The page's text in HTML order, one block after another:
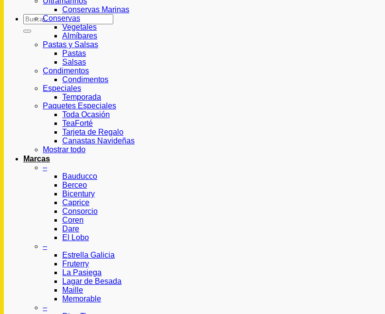
Buscar
por:
Conservas Marinas
Conservas
Vegetales
Almíbares
Pastas y Salsas
Pastas
Salsas
Condimentos
Condimentos
Especiales
Temporada
Paquetes Especiales
Toda Ocasión
TeaForté
Tarjeta de Regalo
Canastas Navideñas
Mostrar todo
Marcas
–
Bauducco
Berceo
Bicentury
Caprice
Consorcio
Coren
Dare
El Lobo
–
Estrella Galicia
Fruterry
La Pasiega
Lagar de Besada
Maille
Memorable
–